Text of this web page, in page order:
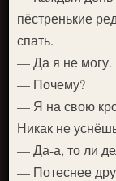
пёстренькие
спать.
— Да я не могу.
— Почему?
— Я на свою
Никак не
— Да-а, то ли
— Потеснее